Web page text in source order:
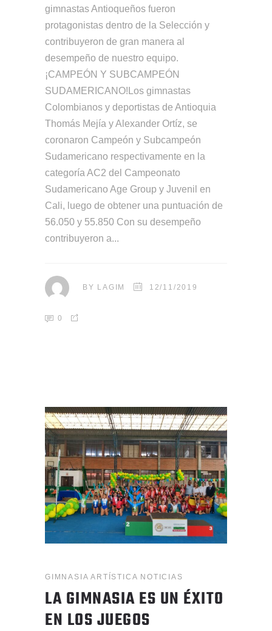
gimnastas Antioqueños fueron
protagonistas dentro de la Selección y
contribuyeron de gran manera al
desempeño de nuestro equipo.
¡CAMPEÓN Y SUBCAMPEÓN
SUDAMERICANO!Los gimnastas
Colombianos y deportistas de Antioquia
Thomás Mejía y Alexander Ortíz, se
coronaron Campeón y Subcampeón
Sudamericano respectivamente en la
categoría AC2 del Campeonato
Sudamericano Age Group y Juvenil en
Cali, luego de obtener una puntuación de
56.050 y 55.850 Con su desempeño
contribuyeron a
BY LAGIM 12/11/2019
0
GIMNASIA ARTÍSTICA NOTICIAS
LA GIMNASIA ES UN ÉXITO
EN LOS JUEGOS